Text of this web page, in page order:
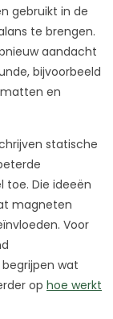
gebruikt in de
te brengen.
aandacht
bijvoorbeeld
en
statische
toe. Die ideeën
magneten
Voor
wat
op hoe werkt